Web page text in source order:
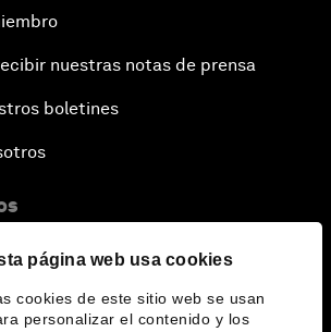
página web usa cookies
cookies de este sitio web se usan
personalizar el contenido y los
nuestras notas de prensa
boletines
el Foro